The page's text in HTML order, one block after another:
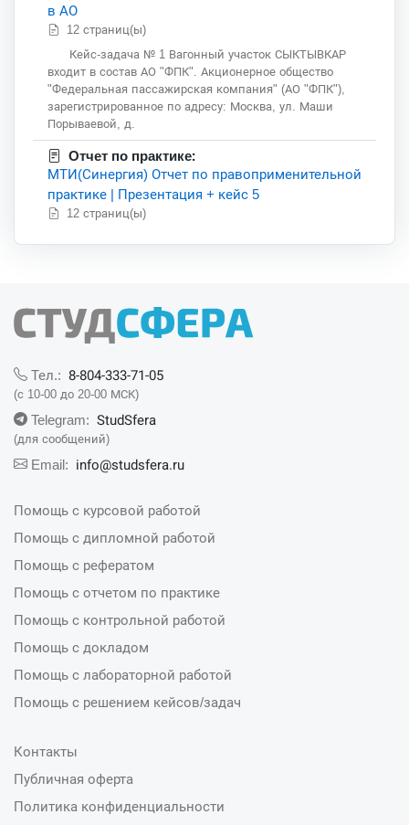
в АО
12 страниц(ы)
Кейс-задача № 1 Вагонный участок СЫКТЫВКАР
входит в состав АО "ФПК". Акционерное общество
"Федеральная пассажирская компания" (АО "ФПК"),
зарегистрированное по адресу: Москва, ул. Маши
Порываевой, д.
Отчет по практике:
МТИ(Синергия) Отчет по правоприменительной
практике | Презентация + кейс 5
12 страниц(ы)
Тел.: 8-804-333-71-05
(с 10-00 до 20-00 МСК)
Telegram: StudSfera
(для сообщений)
Email: info@studsfera.ru
Помощь с курсовой работой
Помощь с дипломной работой
Помощь с рефератом
Помощь с отчетом по практике
Помощь с контрольной работой
Помощь с докладом
Помощь с лабораторной работой
Помощь с решением кейсов/задач
Контакты
Публичная оферта
Политика конфиденциальности